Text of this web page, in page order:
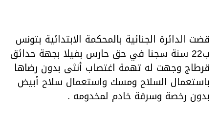
قضت الدائرة الجنائية بالمحكمة الابتدائية بتونس
ب22 سنة سجنا في حق حارس بفيلا بجهة حدائق
قرطاج وجهت له تهمة اغتصاب أنثى بدون رضاها
باستعمال السلاح ومسك واستعمال سلاح أبيض
بدون رخصة وسرقة خادم لمخدومه .